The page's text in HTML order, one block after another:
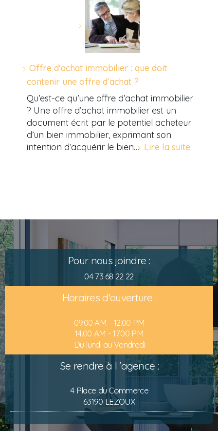
Offre d’achat immobilier : que doit
contenir une offre d’achat ?
Qu’est-ce qu’une offre d’achat immobilier
? Une offre d’achat immobilier est un
document écrit par le potentiel acheteur
d’un bien immobilier, exprimant son
intention d’acquérir le bien… Lire la suite
Pour nous joindre :
04 73 68 22 22
Horaires d'ouverture :
09.00 AM - 12.00 PM
14.00 AM - 17.00 PM
Du lundi au Vendredi
Se rendre à l 'agence :
4 Place du Commerce
63190 LEZOUX